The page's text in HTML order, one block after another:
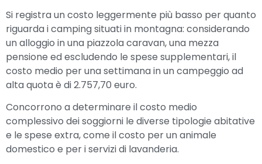
Si registra un costo leggermente più basso per quanto
riguarda i camping situati in montagna: considerando
un alloggio in una piazzola caravan, una mezza
pensione ed escludendo le spese supplementari, il
costo medio per una settimana in un campeggio ad
alta quota è di 2.757,70 euro.
Concorrono a determinare il costo medio
complessivo dei soggiorni le diverse tipologie abitative
e le spese extra, come il costo per un animale
domestico e per i servizi di lavanderia.